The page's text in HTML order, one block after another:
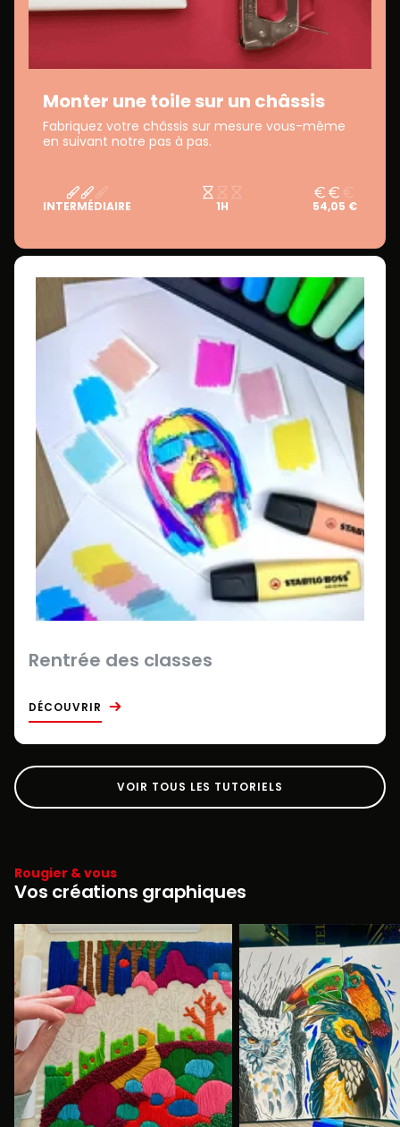
Monter une toile sur un châssis
Fabriquez votre châssis sur mesure vous-même
en suivant notre pas à pas.
INTERMÉDIAIRE 1H 54,05 €
Rentrée des classes
DÉCOUVRIR
VOIR TOUS LES TUTORIELS
Rougier & vous
Vos créations graphiques